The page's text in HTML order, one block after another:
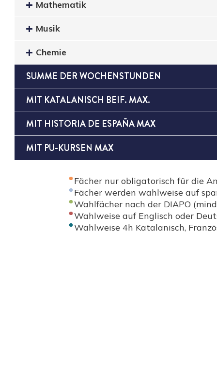
Mathematik
Musik
Chemie
SUMME DER WOCHENSTUNDEN
MIT KATALANISCH BEIF. MAX.
MIT HISTORIA DE ESPAÑA MAX
MIT PU-KURSEN MAX
Fächer nur obligatorisch für die
Fächer werden wahlweise auf
Wahlfächer nach der DIAPO
Wahlweise auf Englisch oder
Wahlweise 4h Katalanisch,